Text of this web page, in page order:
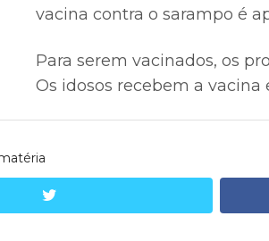
vacina contra o sarampo é
Para serem vacinados, os
Os idosos recebem a vacina